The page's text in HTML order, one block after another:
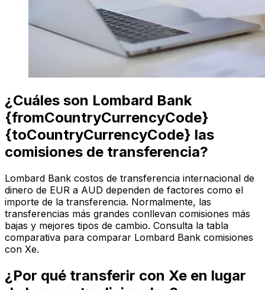
¿Cuáles son Lombard Bank
{fromCountryCurrencyCode}
{toCountryCurrencyCode} las
comisiones de transferencia?
Lombard Bank costos de transferencia internacional de
dinero de EUR a AUD dependen de factores como el
importe de la transferencia. Normalmente, las
transferencias más grandes conllevan comisiones más
bajas y mejores tipos de cambio. Consulta la tabla
comparativa para comparar Lombard Bank comisiones
con Xe.
¿Por qué transferir con Xe en lugar